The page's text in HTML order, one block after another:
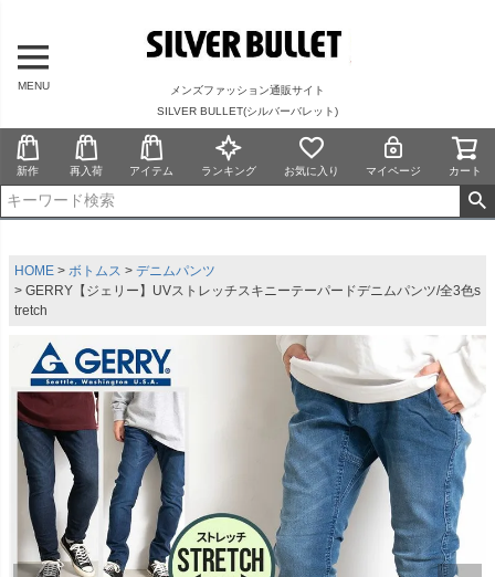
MENU
メンズファッション通販サイト
SILVER BULLET(シルバーバレット)
新作 再入荷 アイテム ランキング お気に入り マイページ カート
HOME ボトムス
デニムパンツ
GERRY【ジェリー】UVストレッチスキニーテーパードデニムパンツ/全3色s
tretch